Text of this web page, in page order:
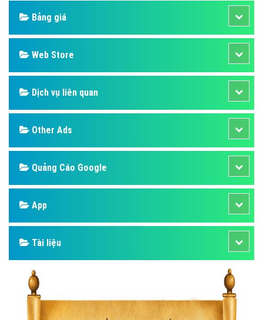
Bảng giá
Web Store
Dịch vụ liên quan
Other Ads
Quảng Cáo Google
App
Tài liệu